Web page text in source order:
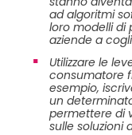
ad algoritmi
loro modelli di
aziende a
Utilizzare le
consumatore
esempio,
un
permettere di
sulle soluzioni